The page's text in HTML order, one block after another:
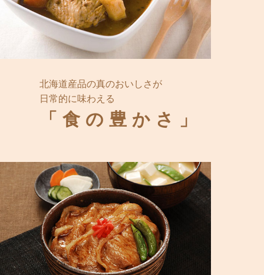
北海道産品の真のおいしさが
日常的に味わえる
「食の豊かさ」